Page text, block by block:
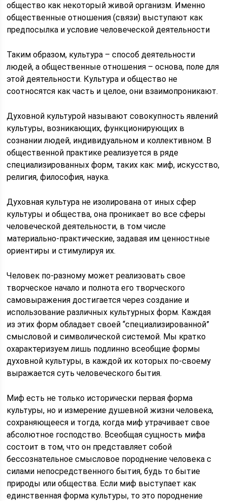
общество как некоторый живой организм. Именно
общественные отношения (связи) выступают как
предпосылка и условие человеческой деятельности
Таким образом, культура – способ деятельности
людей, а общественные отношения – основа, поле для
этой деятельности. Культура и общество не
соотносятся как часть и целое, они взаимопроникают.
Духовной культурой называют совокупность явлений
культуры, возникающих, функционирующих в
сознании людей, индивидуальном и коллективном. В
общественной практике реализуется в ряде
специализированных форм, таких как: миф, искусство,
религия, философия, наука.
Духовная культура не изолирована от иных сфер
культуры и общества, она проникает во все сферы
человеческой деятельности, в том числе
материально-практические, задавая им ценностные
ориентиры и стимулируя их.
Человек по-разному может реализовать свое
творческое начало и полнота его творческого
самовыражения достигается через создание и
использование различных культурных форм. Каждая
из этих форм обладает своей “специализированной”
смысловой и символической системой. Мы кратко
охарактеризуем лишь подлинно всеобщие формы
духовной культуры, в каждой их которых по-своему
выражается суть человеческого бытия.
Миф есть не только исторически первая форма
культуры, но и измерение душевной жизни человека,
сохраняющееся и тогда, когда миф утрачивает свое
абсолютное господство. Всеобщая сущность мифа
состоит в том, что он представляет собой
бессознательное смысловое породнение человека с
силами непосредственного бытия, будь то бытие
природы или общества. Если миф выступает как
единственная форма культуры, то это породнение